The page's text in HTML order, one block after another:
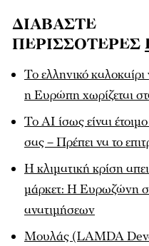
ΔΙΑΒΑΣΤΕ
ΠΕΡΙΣΣΟΤΕΡΕΣ
Το ελληνικό καλοκαίρι
η Ευρώπη χωρίζεται
To ΑΙ ίσως είναι
σας – Πρέπει να το
Η κλιματική κρίση
μάρκετ: Η Ευρωζώνη
ανατιμήσεων
Μουλάς (LAMDA